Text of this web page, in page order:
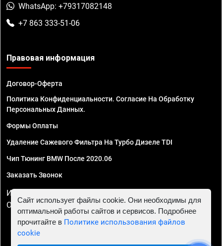
WhatsApp: +79317082148
+7 863 333-51-06
Правовая информация
Договор-Оферта
Политика Конфиденциальности. Согласие На Обработку
Персональных Данных.
Формы Оплаты
Удаление Сажевого Фильтра На Турбо Дизеле TDI
Чип Тюнинг BMW После 2020.06
Заказать Звонок
ИП Смирнов Георгий Павлович. ИНН 781302555843,
ОГРНИП 324470400032610
Сайт использует файлы cookie. Они необходимы для
оптимальной работы сайтов и сервисов. Подробнее
прочитайте в Политике использования файлов
cookie